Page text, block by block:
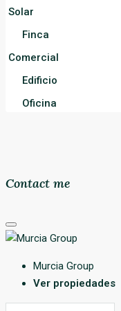
Solar
Finca
Comercial
Edificio
Oficina
Contact me
Murcia Group
Ver propiedades